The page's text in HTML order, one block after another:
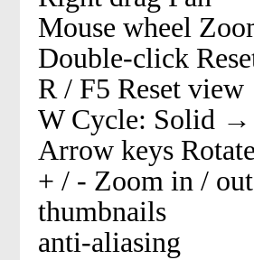
Mouse wheel
Double-click
R / F5 Reset view
W Cycle: Solid
Arrow keys
+ / - Zoom in / out
thumbnails
anti-aliasing